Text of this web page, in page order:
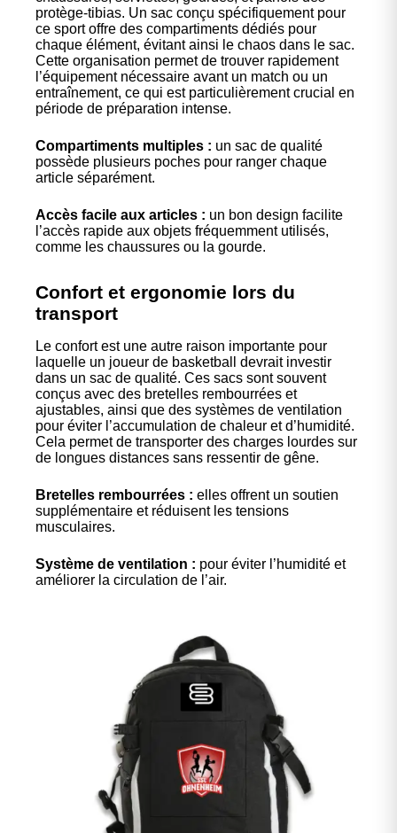
protège-tibias. Un sac conçu spécifiquement pour
ce sport offre des compartiments dédiés pour
chaque élément, évitant ainsi le chaos dans le sac.
Cette organisation permet de trouver rapidement
l’équipement nécessaire avant un match ou un
entraînement, ce qui est particulièrement crucial en
période de préparation intense.
Compartiments multiples : un sac de qualité
possède plusieurs poches pour ranger chaque
article séparément.
Accès facile aux articles : un bon design facilite
l’accès rapide aux objets fréquemment utilisés,
comme les chaussures ou la gourde.
Confort et ergonomie lors du
transport
Le confort est une autre raison importante pour
laquelle un joueur de basketball devrait investir
dans un sac de qualité. Ces sacs sont souvent
conçus avec des bretelles rembourrées et
ajustables, ainsi que des systèmes de ventilation
pour éviter l’accumulation de chaleur et d’humidité.
Cela permet de transporter des charges lourdes sur
de longues distances sans ressentir de gêne.
Bretelles rembourrées : elles offrent un soutien
supplémentaire et réduisent les tensions
musculaires.
Système de ventilation : pour éviter l’humidité et
améliorer la circulation de l’air.